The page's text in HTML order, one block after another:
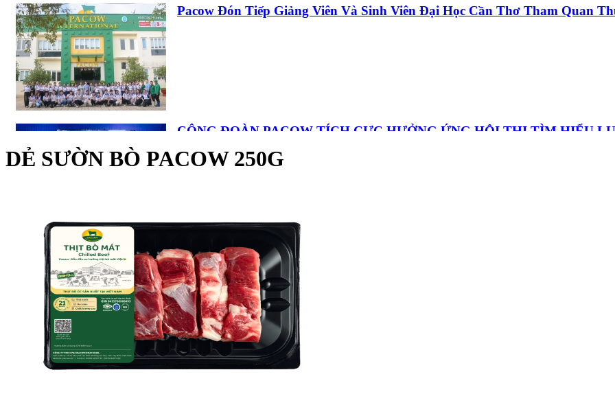
NHÚNG LẨU, MẺ, TÁI CHANH NGON HƠN, DỄ DÀNG HƠN VỚI
THỊT BÒ TÁI PACOW
Pacow Đón Tiếp Giảng Viên Và Sinh Viên Đại Học Cần Thơ Tham Quan
CÔNG ĐOÀN PACOW TÍCH CỰC HƯỞNG ỨNG HỘI THI TÌM HIỂU
Các " Sếp Nhí " Rộn Ràng Đón Tết Thiếu Nhi Tại Pacow 2026
ĐUÔI BÒ HẦM THUỐC BẮC NGON KHÓ CƯỠNG – BÍ QUYẾT NẤU
DẺ SƯỜN BÒ PACOW 250G